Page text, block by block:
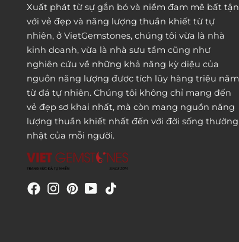
Xuất phát từ sự gắn bó và niềm đam mê bất tận
với vẻ đẹp và năng lượng thuần khiết từ tự
nhiên, ở VietGemstones, chúng tôi vừa là nhà
kinh doanh, vừa là nhà sưu tầm cũng như
nghiên cứu về những khả năng kỳ diệu của
nguồn năng lượng được tích lũy hàng triệu năm
từ đá tự nhiên. Chúng tôi không chỉ mang đến
vẻ đẹp sơ khai nhất, mà còn mang nguồn năng
lượng thuần khiết nhất đến với đời sống thường
nhật của mỗi người.